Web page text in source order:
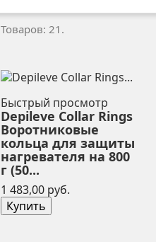
Товаров: 21.
Быстрый просмотр
Depileve Collar Rings
Воротниковые
кольца для защиты
нагревателя на 800
г (50...
1 483,00 руб.Цена
Купить